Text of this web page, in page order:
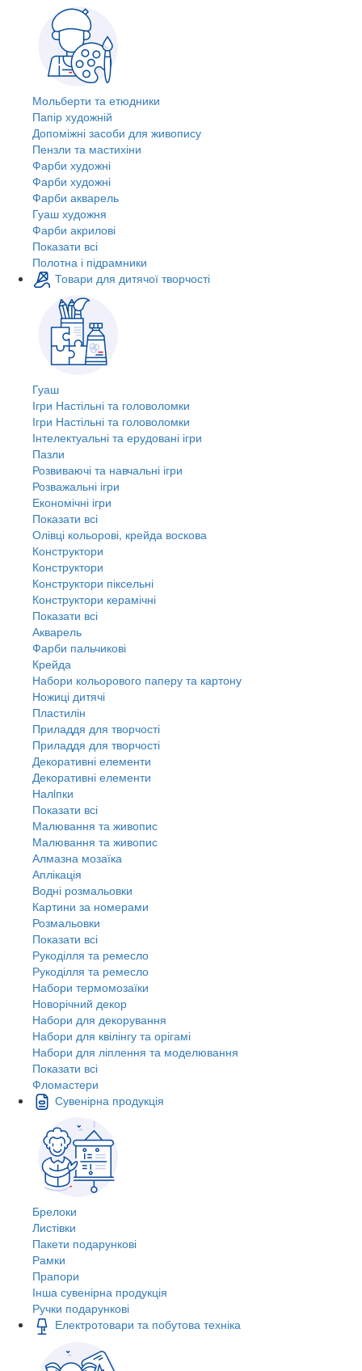
Мольберти та етюдники
Папір художній
Допоміжні засоби для живопису
Пензли та мастихіни
Фарби художні
Фарби художні
Фарби акварель
Гуаш художня
Фарби акрилові
Показати всі
Полотна і підрамники
Товари для дитячої творчості
Гуаш
Ігри Настільні та головоломки
Ігри Настільні та головоломки
Інтелектуальні та ерудовані ігри
Пазли
Розвиваючі та навчальні ігри
Розважальні ігри
Економічні ігри
Показати всі
Олівці кольорові, крейда воскова
Конструктори
Конструктори
Конструктори піксельні
Конструктори керамічні
Показати всі
Акварель
Фарби пальчикові
Крейда
Набори кольорового паперу та картону
Ножиці дитячі
Пластилін
Приладдя для творчості
Приладдя для творчості
Декоративні елементи
Декоративні елементи
Налiпки
Показати всі
Малювання та живопис
Малювання та живопис
Алмазна мозаїка
Аплікація
Водні розмальовки
Картини за номерами
Розмальовки
Показати всі
Рукоділля та ремесло
Рукоділля та ремесло
Набори термомозаїки
Новорічний декор
Набори для декорування
Набори для квілінгу та орігамі
Набори для ліплення та моделювання
Показати всі
Фломастери
Сувенірна продукція
Брелоки
Листівки
Пакети подарункові
Рамки
Прапори
Інша сувенірна продукція
Ручки подарункові
Електротовари та побутова техніка